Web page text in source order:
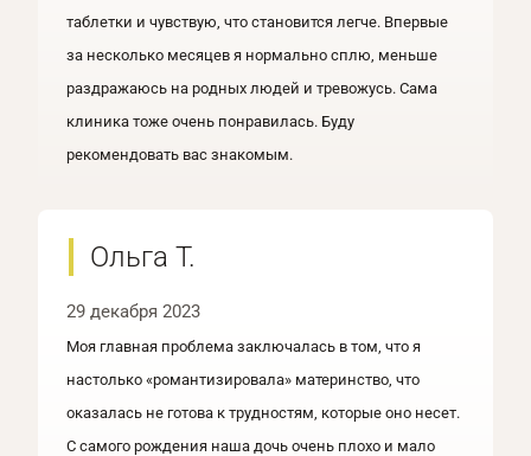
таблетки и чувствую, что становится легче. Впервые
за несколько месяцев я нормально сплю, меньше
раздражаюсь на родных людей и тревожусь. Сама
клиника тоже очень понравилась. Буду
рекомендовать вас знакомым.
Ольга Т.
29 декабря 2023
Моя главная проблема заключалась в том, что я
настолько «романтизировала» материнство, что
оказалась не готова к трудностям, которые оно несет.
С самого рождения наша дочь очень плохо и мало